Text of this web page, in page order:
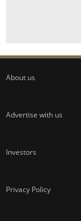
About us
Advertise with us
Investors
Privacy Policy